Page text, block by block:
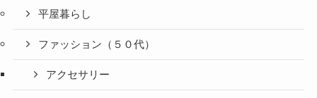
平屋暮らし
ファッション（５０代）
アクセサリー